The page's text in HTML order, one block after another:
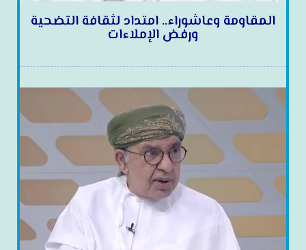
المقاومة وعاشوراء.. امتداد لثقافة التضحية
ورفض الإملاءات